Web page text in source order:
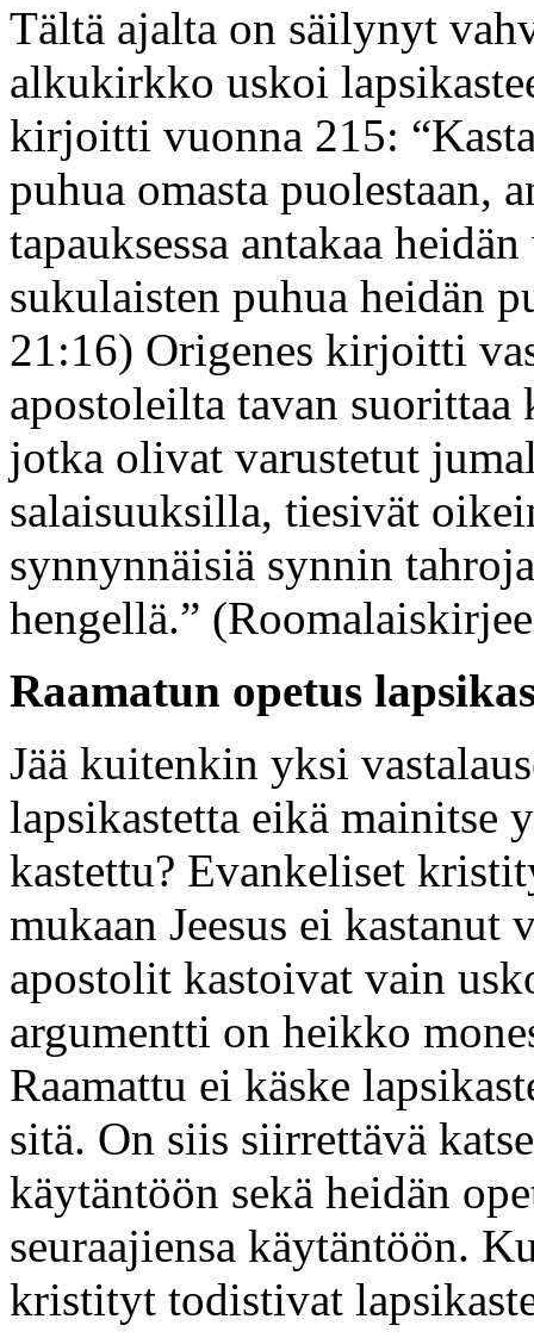
Tältä ajalta on säilynyt
alkukirkko uskoi
kirjoitti vuonna 215:
puhua omasta puolestaan,
tapauksessa antakaa
sukulaisten puhua heidän
21:16) Origenes kirjoitti
apostoleilta tavan
jotka olivat varustetut
salaisuuksilla, tiesivät
synnynnäisiä synnin
hengellä.”
Raamatun opetus
Jää kuitenkin yksi
lapsikastetta eikä mainitse
kastettu? Evankeliset
mukaan Jeesus ei kastanut
apostolit kastoivat vain
argumentti on heikko
Raamattu ei käske
sitä. On siis siirrettävä
käytäntöön sekä heidän
seuraajiensa käytäntöön.
kristityt todistivat